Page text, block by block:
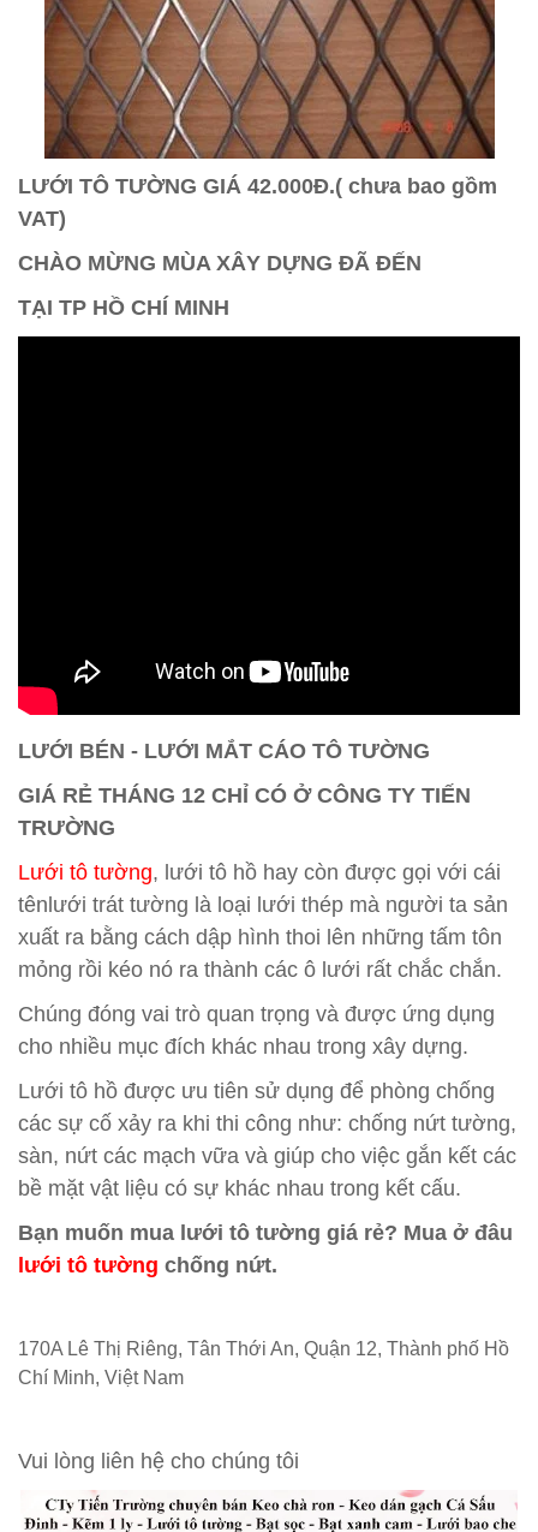
LƯỚI TÔ TƯỜNG GIÁ 42.000Đ.( chưa bao gồm
VAT)
CHÀO MỪNG MÙA XÂY DỰNG ĐÃ ĐẾN
TẠI TP HỒ CHÍ MINH
LƯỚI BÉN - LƯỚI MẮT CÁO TÔ TƯỜNG
GIÁ RẺ THÁNG 12 CHỈ CÓ Ở CÔNG TY TIẾN
TRƯỜNG
Lưới tô tường, lưới tô hồ hay còn được gọi với cái
tênlưới trát tường là loại lưới thép mà người ta sản
xuất ra bằng cách dập hình thoi lên những tấm tôn
mỏng rồi kéo nó ra thành các ô lưới rất chắc chắn.
Chúng đóng vai trò quan trọng và được ứng dụng
cho nhiều mục đích khác nhau trong xây dựng.
Lưới tô hồ được ưu tiên sử dụng để phòng chống
các sự cố xảy ra khi thi công như: chống nứt tường,
sàn, nứt các mạch vữa và giúp cho việc gắn kết các
bề mặt vật liệu có sự khác nhau trong kết cấu.
Bạn muốn mua lưới tô tường giá rẻ? Mua ở đâu
lưới tô tường chống nứt.
170A Lê Thị Riêng, Tân Thới An, Quận 12, Thành phố Hồ
Chí Minh, Việt Nam
Vui lòng liên hệ cho chúng tôi